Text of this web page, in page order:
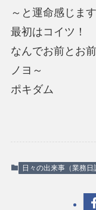
～と運命感じま
最初はコイツ！
なんでお前とお
ノヨ～
ポキダム
日々の出来事（業務日